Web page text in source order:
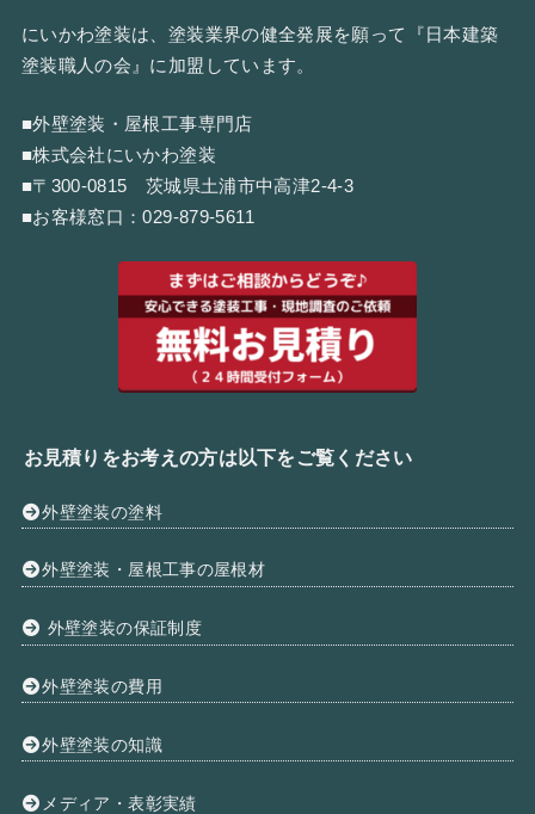
にいかわ塗装は、塗装業界の健全発展を願って『 日本建築
塗装職人の会』に加盟しています。
■外壁塗装・屋根工事専門店
■株式会社にいかわ塗装
■〒300-0815 茨城県土浦市中高津2-4-3
■お客様窓口：029-879-5611
お見積りをお考えの方は以下をご覧ください
外壁塗装の塗料
外壁塗装・屋根工事の屋根材
外壁塗装の保証制度
外壁塗装の費用
外壁塗装の知識
メディア・表彰実績